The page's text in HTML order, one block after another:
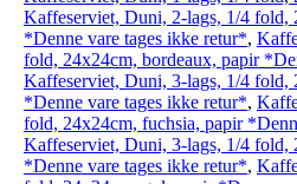
Kaffeserviet, Duni, 2-lags, 1/4
*Denne vare tages ikke retur*,
fold, 24x24cm, bordeaux, papir
Kaffeserviet, Duni, 3-lags, 1/4 fold,
*Denne vare tages ikke retur*,
fold, 24x24cm, fuchsia, papir
Kaffeserviet, Duni, 3-lags, 1/4 fold,
*Denne vare tages ikke retur*,